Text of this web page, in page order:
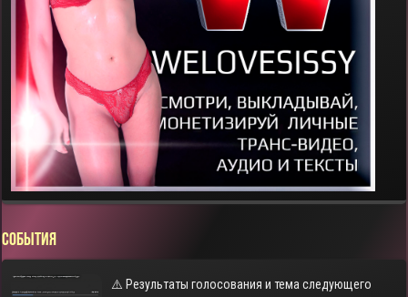
СОБЫТИЯ
⚠️ Результаты голосования и тема следующего